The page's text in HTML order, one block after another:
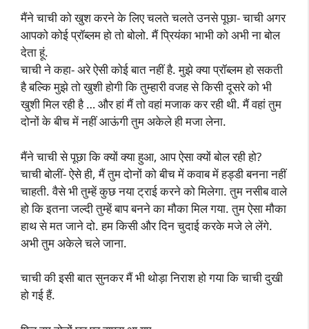
मैंने चाची को खुश करने के लिए चलते चलते उनसे पूछा- चाची अगर
आपको कोई प्रॉब्लम हो तो बोलो. मैं प्रियंका भाभी को अभी ना बोल
देता हूं.
चाची ने कहा- अरे ऐसी कोई बात नहीं है. मुझे क्या प्रॉब्लम हो सकती
है बल्कि मुझे तो खुशी होगी कि तुम्हारी वजह से किसी दूसरे को भी
खुशी मिल रही है … और हां मैं तो वहां मजाक कर रही थी. मैं वहां तुम
दोनों के बीच में नहीं आऊंगी तुम अकेले ही मजा लेना.
मैंने चाची से पूछा कि क्यों क्या हुआ, आप ऐसा क्यों बोल रही हो?
चाची बोलीं- ऐसे ही, मैं तुम दोनों को बीच में कवाब में हड्डी बनना नहीं
चाहती. वैसे भी तुम्हें कुछ नया ट्राई करने को मिलेगा. तुम नसीब वाले
हो कि इतना जल्दी तुम्हें बाप बनने का मौका मिल गया. तुम ऐसा मौका
हाथ से मत जाने दो. हम किसी और दिन चुदाई करके मजे ले लेंगे.
अभी तुम अकेले चले जाना.
चाची की इसी बात सुनकर मैं भी थोड़ा निराश हो गया कि चाची दुखी
हो गई हैं.